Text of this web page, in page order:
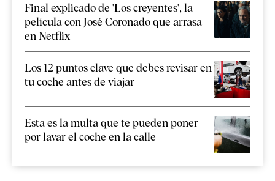
Final explicado de 'Los creyentes', la
película con José Coronado que arrasa
en Netflix
Los 12 puntos clave que debes revisar en
tu coche antes de viajar
Esta es la multa que te pueden poner
por lavar el coche en la calle